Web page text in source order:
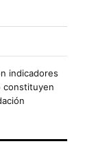
indicadores
constituyen